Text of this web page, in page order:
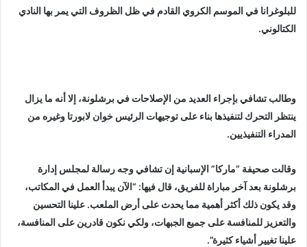
للبلوغرانا في الموسم الكروي القادم في ظل الظروف التي يمر بها النادي
الكتالوني.
وطالب تشافي بإجراء العديد من الإصلاحات في برشلونة، إلا أنه ما يزال
ينتظر التحرك لتنفيذها بناء على توجيهات الرئيس خوان لابورتا وغيره من
المدراء التنفيذيين.
وقالت صحيفة “ماركا” الإسبانية إن تشافي وجه رسالة لمجلس إدارة
برشلونة بعد آخر مباراة للفريق، قال فيها: “الآن يبدأ العمل في المكاتب،
وقد يكون ذلك أكثر أهمية مما يحدث على أرض الملعب. علينا التحسين
والتعزيز للمنافسة على جميع الجبهات، ولكي نكون قادرين على المنافسة،
علينا تغيير أشياء كثيرة”.